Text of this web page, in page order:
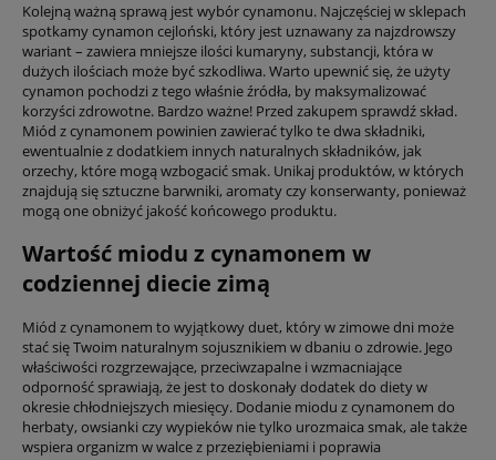
Kolejną ważną sprawą jest wybór cynamonu. Najczęściej w sklepach
spotkamy cynamon cejloński, który jest uznawany za najzdrowszy
wariant – zawiera mniejsze ilości kumaryny, substancji, która w
dużych ilościach może być szkodliwa. Warto upewnić się, że użyty
cynamon pochodzi z tego właśnie źródła, by maksymalizować
korzyści zdrowotne. Bardzo ważne! Przed zakupem sprawdź skład.
Miód z cynamonem powinien zawierać tylko te dwa składniki,
ewentualnie z dodatkiem innych naturalnych składników, jak
orzechy, które mogą wzbogacić smak. Unikaj produktów, w których
znajdują się sztuczne barwniki, aromaty czy konserwanty, ponieważ
mogą one obniżyć jakość końcowego produktu.
Wartość miodu z cynamonem w
codziennej diecie zimą
Miód z cynamonem to wyjątkowy duet, który w zimowe dni może
stać się Twoim naturalnym sojusznikiem w dbaniu o zdrowie. Jego
właściwości rozgrzewające, przeciwzapalne i wzmacniające
odporność sprawiają, że jest to doskonały dodatek do diety w
okresie chłodniejszych miesięcy. Dodanie miodu z cynamonem do
herbaty, owsianki czy wypieków nie tylko urozmaica smak, ale także
wspiera organizm w walce z przeziębieniami i poprawia